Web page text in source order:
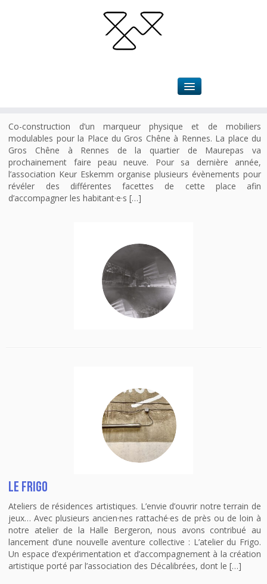
Co-construction d’un marqueur physique et de mobiliers
modulables pour la Place du Gros Chêne à Rennes. La place du
Gros Chêne à Rennes de la quartier de Maurepas va
prochainement faire peau neuve. Pour sa dernière année,
l’association Keur Eskemm organise plusieurs évènements pour
révéler des différentes facettes de cette place afin
d’accompagner les habitant·e·s […]
Le Frigo
Ateliers de résidences artistiques. L’envie d’ouvrir notre terrain de
jeux… Avec plusieurs ancien·nes rattaché·es de près ou de loin à
notre atelier de la Halle Bergeron, nous avons contribué au
lancement d’une nouvelle aventure collective : L’atelier du Frigo.
Un espace d’expérimentation et d’accompagnement à la création
artistique porté par l’association des Décalibrées, dont le […]